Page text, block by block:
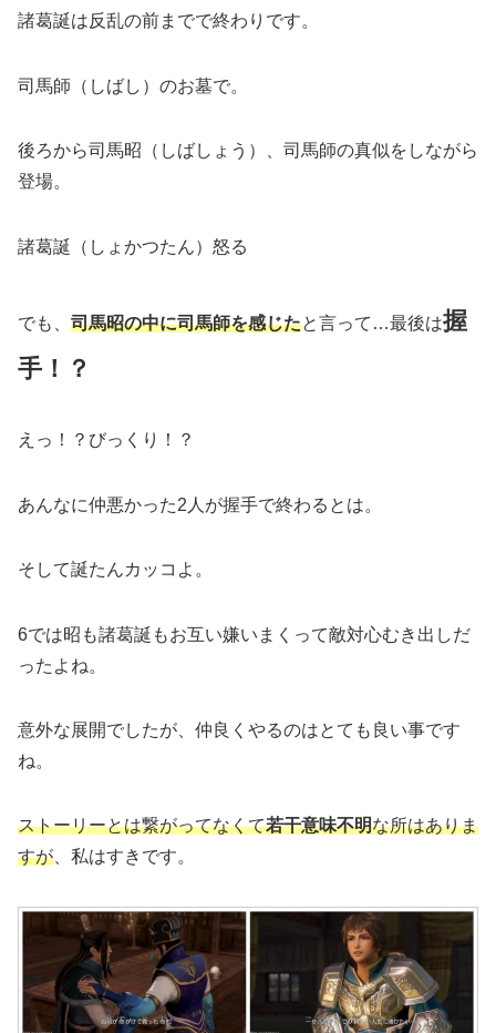
諸葛誕は反乱の前までで終わりです。
司馬師（しばし）のお墓で。
後ろから司馬昭（しばしょう）、司馬師の真似をしながら
登場。
諸葛誕（しょかつたん）怒る
でも、 司馬昭の中に司馬師を感じたと言って…最後は握
手！？
えっ！？びっくり！？
あんなに仲悪かった2人が握手で終わるとは。
そして誕たんカッコよ。
6では昭も諸葛誕もお互い嫌いまくって敵対心むき出しだ
ったよね。
意外な展開でしたが、仲良くやるのはとても良い事です
ね。
ストーリーとは繋がってなくて若干意味不明な所はありま
すが 、私はすきです。